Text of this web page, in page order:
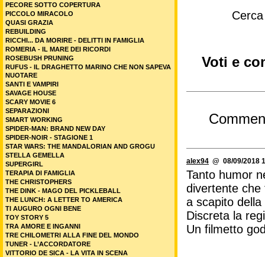
Voti e
alex94 @ 08/09/2018
Tanto humor
divertente che
a scapito
Discreta la
Un filmetto
PECORE SOTTO COPERTURA
PICCOLO MIRACOLO
QUASI GRAZIA
REBUILDING
RICCHI... DA MORIRE - DELITTI IN FAMIGLIA
ROMERIA - IL MARE DEI RICORDI
ROSEBUSH PRUNING
RUFUS - IL DRAGHETTO MARINO CHE NON SAPEVA
NUOTARE
SANTI E VAMPIRI
SAVAGE HOUSE
SCARY MOVIE 6
SEPARAZIONI
SMART WORKING
SPIDER-MAN: BRAND NEW DAY
SPIDER-NOIR - STAGIONE 1
STAR WARS: THE MANDALORIAN AND GROGU
STELLA GEMELLA
SUPERGIRL
TERAPIA DI FAMIGLIA
THE CHRISTOPHERS
THE DINK - MAGO DEL PICKLEBALL
THE LUNCH: A LETTER TO AMERICA
TI AUGURO OGNI BENE
TOY STORY 5
TRA AMORE E INGANNI
TRE CHILOMETRI ALLA FINE DEL MONDO
TUNER - L’ACCORDATORE
VITTORIO DE SICA - LA VITA IN SCENA